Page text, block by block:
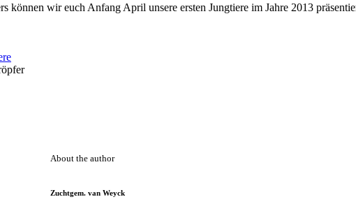
können wir euch Anfang April unsere ersten Jungtiere im Jahre 2013
About the author
Zuchtgem. van Weyck